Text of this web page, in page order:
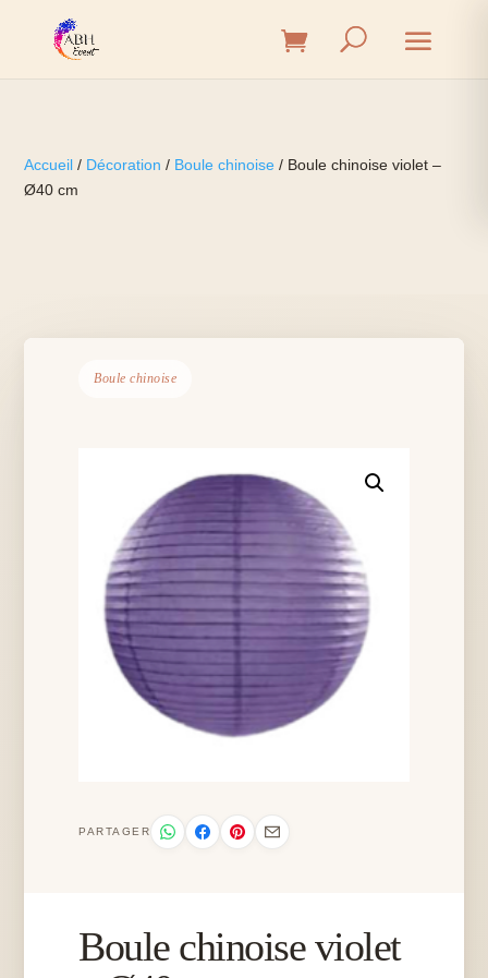
Accueil / Décoration / Boule chinoise / Boule chinoise violet –
Ø40 cm
Boule chinoise
PARTAGER
Boule chinoise violet